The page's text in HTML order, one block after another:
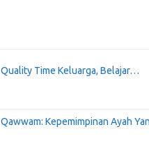
Quality Time Keluarga, Belajar…
Qawwam: Kepemimpinan Ayah